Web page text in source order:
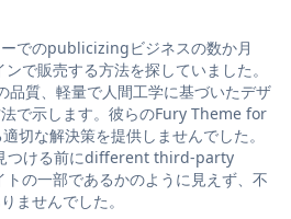
でのpublicizingビジネスの数か月
で販売する方法を探していました。
質、軽量で人間工学に基づいたデザ
で示します。彼らのFury Theme for
切な解決策を提供しませんでした。
つける前にdifferent third-party
の一部であるかのように見えず、不
ませんでした。